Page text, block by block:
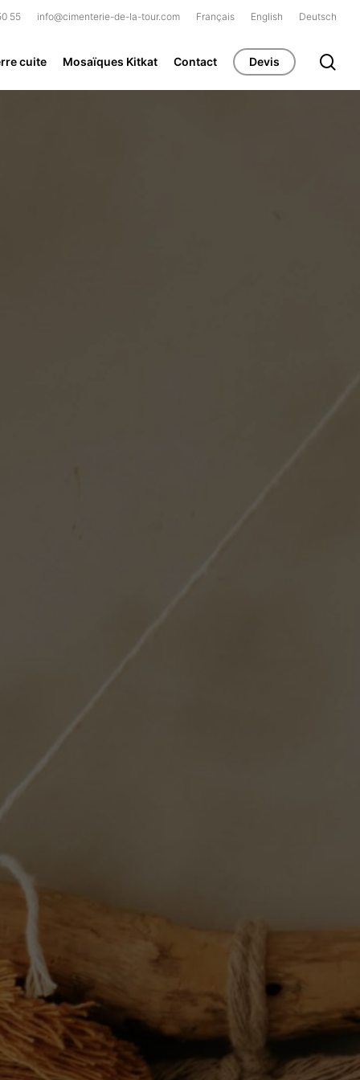
55 info@cimenterie-de-la-tour.com Français English Deutsch
cuite Mosaïques Kitkat Contact Devis